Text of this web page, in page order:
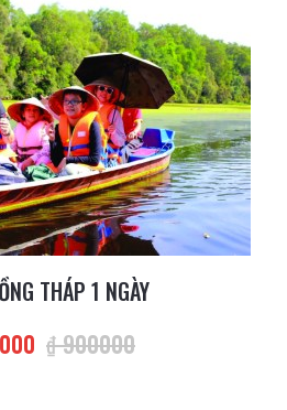
THÁP 1 NGÀY
₫ 900000